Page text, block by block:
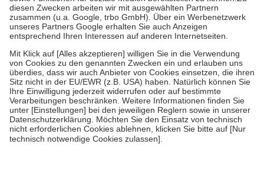
Zuzahlung zehn Prozent der Kosten sowie zehn Euro je
Verordnung.
Um das Engagement der Versicherten für ihre eigene Gesundheit zu
stärken und die besondere Stellung der Familie zu unterstützen,
fallenkeine Zuzahlungenan bei:
• Kindern und Jugendlichen bis zum vollendeten 18. Lebensjahr
mit Ausnahme der Fahrkosten
• Untersuchungen zur Vorsorge und Früherkennung, die von der
GKV getragen werden
• empfohlenen Schutzimpfungen
• Harn- und Blutteststreifen